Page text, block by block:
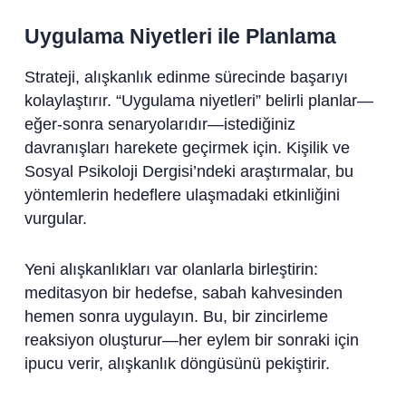
Uygulama Niyetleri ile Planlama
Strateji, alışkanlık edinme sürecinde başarıyı
kolaylaştırır. “Uygulama niyetleri” belirli planlar—
eğer-sonra senaryolarıdır—istediğiniz
davranışları harekete geçirmek için. Kişilik ve
Sosyal Psikoloji Dergisi’ndeki araştırmalar, bu
yöntemlerin hedeflere ulaşmadaki etkinliğini
vurgular.
Yeni alışkanlıkları var olanlarla birleştirin:
meditasyon bir hedefse, sabah kahvesinden
hemen sonra uygulayın. Bu, bir zincirleme
reaksiyon oluşturur—her eylem bir sonraki için
ipucu verir, alışkanlık döngüsünü pekiştirir.